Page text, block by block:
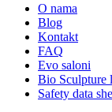
O nama
Blog
Kontakt
FAQ
Evo saloni
Bio Sculpture
Safety data